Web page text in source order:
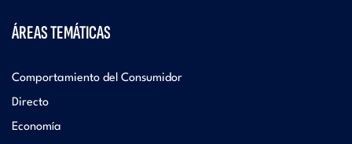
ÁREAS TEMÁTICAS
Comportamiento del Consumidor
Directo
Economía